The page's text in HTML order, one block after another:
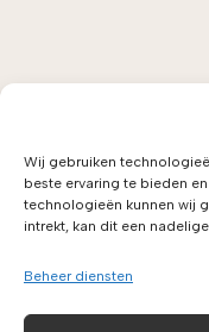
Wij gebruiken
beste ervaring te bieden
technologieën kunnen wij
intrekt, kan dit een
Beheer diensten